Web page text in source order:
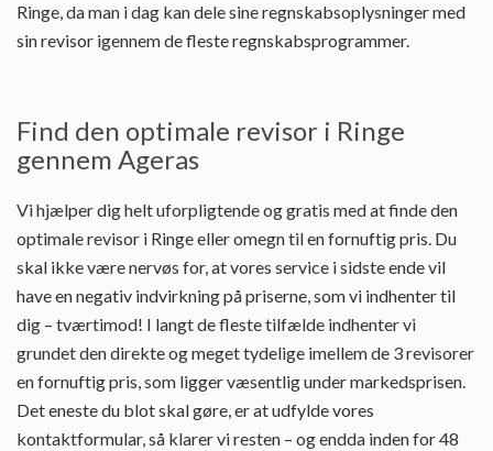
Ringe, da man i dag kan dele sine regnskabsoplysninger med
sin revisor igennem de fleste regnskabsprogrammer.
Find den optimale revisor i Ringe
gennem Ageras
Vi hjælper dig helt uforpligtende og gratis med at finde den
optimale revisor i Ringe eller omegn til en fornuftig pris. Du
skal ikke være nervøs for, at vores service i sidste ende vil
have en negativ indvirkning på priserne, som vi indhenter til
dig – tværtimod! I langt de fleste tilfælde indhenter vi
grundet den direkte og meget tydelige imellem de 3 revisorer
en fornuftig pris, som ligger væsentlig under markedsprisen.
Det eneste du blot skal gøre, er at udfylde vores
kontaktformular, så klarer vi resten – og endda inden for 48